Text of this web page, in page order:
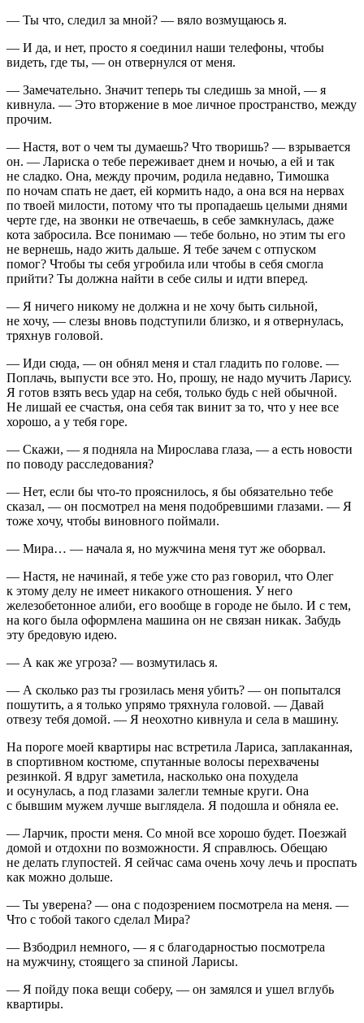
— Ты что, следил за мной? — вяло возмущаюсь я.
— И да, и нет, просто я соединил наши телефоны, чтобы
видеть, где ты, — он отвернулся от меня.
— Замечательно. Значит теперь ты следишь за мной, — я
кивнула. — Это вторжение в мое личное пространство, между
прочим.
— Настя, вот о чем ты думаешь? Что творишь? — взрывается
он. — Лариска о тебе переживает днем и ночью, а ей и так
не сладко. Она, между прочим, родила недавно, Тимошка
по ночам спать не дает, ей кормить надо, а она вся на нервах
по твоей милости, потому что ты пропадаешь целыми днями
черте где, на звонки не отвечаешь, в себе замкнулась, даже
кота забросила. Все понимаю — тебе больно, но этим ты его
не вернешь, надо жить дальше. Я тебе зачем с отпуском
помог? Чтобы ты себя угробила или чтобы в себя смогла
прийти? Ты должна найти в себе силы и идти вперед.
— Я ничего никому не должна и не хочу быть сильной,
не хочу, — слезы вновь подступили близко, и я отвернулась,
тряхнув головой.
— Иди сюда, — он обнял меня и стал гладить по голове. —
Поплачь, выпусти все это. Но, прошу, не надо мучить Ларису.
Я готов взять весь удар на себя, только будь с ней обычной.
Не лишай ее счастья, она себя так винит за то, что у нее все
хорошо, а у тебя горе.
— Скажи, — я подняла на Мирослава глаза, — а есть новости
по поводу расследования?
— Нет, если бы что-то прояснилось, я бы обязательно тебе
сказал, — он посмотрел на меня подобревшими глазами. — Я
тоже хочу, чтобы виновного поймали.
— Мира… — начала я, но мужчина меня тут же оборвал.
— Настя, не начинай, я тебе уже сто раз говорил, что Олег
к этому делу не имеет никакого отношения. У него
железобетонное алиби, его вообще в городе не было. И с тем,
на кого была оформлена машина он не связан никак. Забудь
эту бредовую идею.
— А как же угроза? — возмутилась я.
— А сколько раз ты грозилась меня убить? — он попытался
пошутить, а я только упрямо тряхнула головой. — Давай
отвезу тебя домой. — Я неохотно кивнула и села в машину.
На пороге моей квартиры нас встретила Лариса, заплаканная,
в спортивном костюме, спутанные волосы перехвачены
резинкой. Я вдруг заметила, насколько она похудела
и осунулась, а под глазами залегли темные круги. Она
с бывшим мужем лучше выглядела. Я подошла и обняла ее.
— Ларчик, прости меня. Со мной все хорошо будет. Поезжай
домой и отдохни по возможности. Я справлюсь. Обещаю
не делать глупостей. Я сейчас сама очень хочу лечь и проспать
как можно дольше.
— Ты уверена? — она с подозрением посмотрела на меня. —
Что с тобой такого сделал Мира?
— Взбодрил немного, — я с благодарностью посмотрела
на мужчину, стоящего за спиной Ларисы.
— Я пойду пока вещи соберу, — он замялся и ушел вглубь
квартиры.